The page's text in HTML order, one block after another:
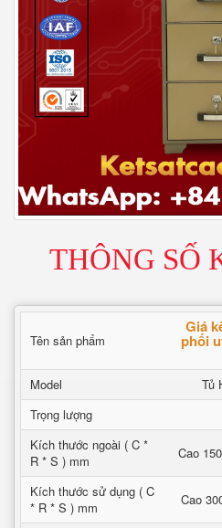
THÔNG SỐ
Tên sản phẩm
Giá
phối
Model
Tủ
Trọng lượng
Kích thước ngoài ( C *
R * S ) mm
Cao
Kích thước sử dụng ( C
* R * S ) mm
Cao